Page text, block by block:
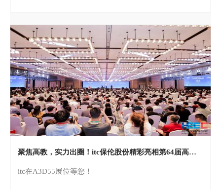
聚焦高教，实力出圈！itc保伦股份精彩亮相第64届高等教育博览会！
itc在A3D55展位等您！